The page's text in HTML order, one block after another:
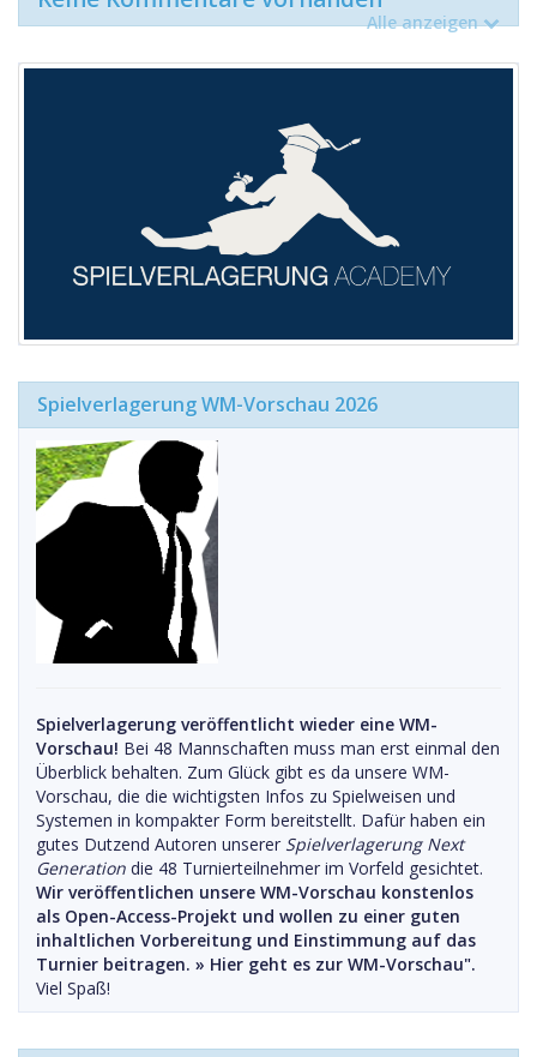
Alle anzeigen
Spielverlagerung WM-Vorschau 2026
Spielverlagerung veröffentlicht wieder eine WM-
Vorschau! Bei 48 Mannschaften muss man erst einmal den
Überblick behalten. Zum Glück gibt es da unsere WM-
Vorschau, die die wichtigsten Infos zu Spielweisen und
Systemen in kompakter Form bereitstellt. Dafür haben ein
gutes Dutzend Autoren unserer Spielverlagerung Next
Generation die 48 Turnierteilnehmer im Vorfeld gesichtet.
Wir veröffentlichen unsere WM-Vorschau konstenlos
als Open-Access-Projekt und wollen zu einer guten
inhaltlichen Vorbereitung und Einstimmung auf das
Turnier beitragen. » Hier geht es zur WM-Vorschau".
Viel Spaß!